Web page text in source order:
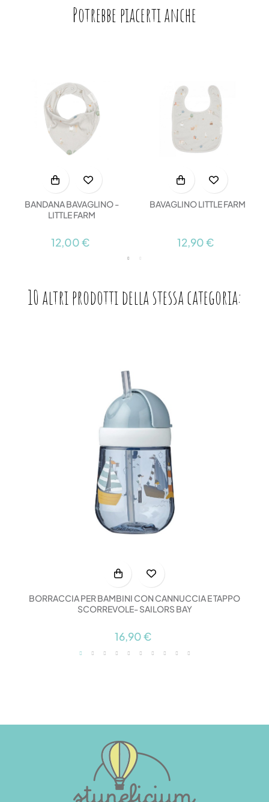
Potrebbe piacerti anche
BANDANA BAVAGLINO -
LITTLE FARM
12,00 €
BAVAGLINO LITTLE FARM
12,90 €
10 altri prodotti della stessa categoria:
BORRACCIA PER BAMBINI CON CANNUCCIA E TAPPO
SCORREVOLE- SAILORS BAY
16,90 €